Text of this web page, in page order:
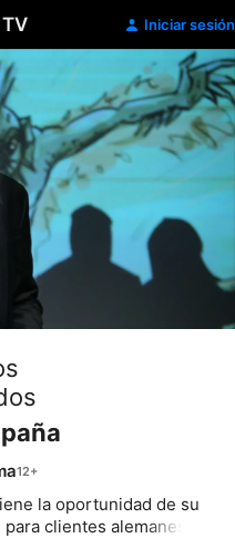
Iniciar sesión
la oportunidad de su
clientes alemanes.